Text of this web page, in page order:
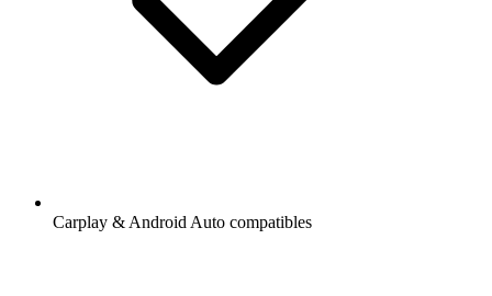
Carplay & Android Auto compatibles